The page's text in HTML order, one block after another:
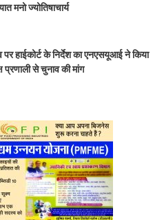
मनो ज्योतिषाचार्य
हाईकोर्ट के निर्देश का एनएसयूआई ने किया
प्रणाली से चुनाव की मांग